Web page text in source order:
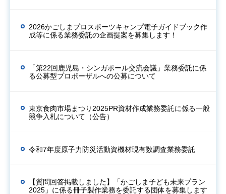
2026かごしまプロスポーツキャンプ電子ガイドブック作
成等に係る業務委託の企画提案を募集します！
「第22回鹿児島・シンガポール交流会議」業務委託に係
る公募型プロポーザルへの公募について
東京食肉市場まつり2025PR資材作成業務委託に係る一般
競争入札について（公告）
令和7年度原子力防災活動資機材現有数調査業務委託
【質問回答掲載しました】「かごしま子ども未来プラン
2025」に係る冊子製作業務を委託する団体を募集します